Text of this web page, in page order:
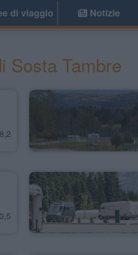
di viaggio Notizie
Sosta Tambre